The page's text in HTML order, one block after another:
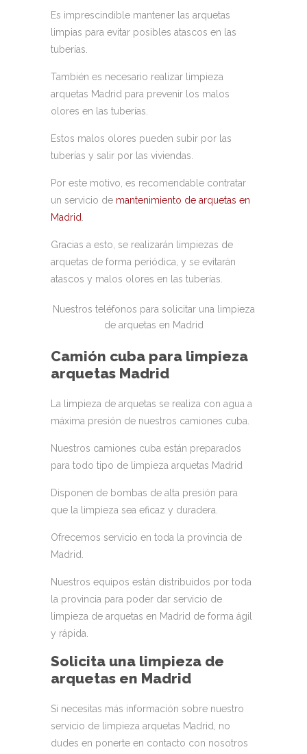
Es imprescindible mantener las arquetas
limpias para evitar posibles atascos en las
tuberías.
También es necesario realizar limpieza
arquetas Madrid para prevenir los malos
olores en las tuberías.
Estos malos olores pueden subir por las
tuberías y salir por las viviendas.
Por este motivo, es recomendable contratar
un servicio de mantenimiento de arquetas en
Madrid
Gracias a esto, se realizarán limpiezas de
arquetas de forma periódica, y se evitarán
atascos y malos olores en las tuberías.
Nuestros teléfonos para solicitar una limpieza
de arquetas en Madrid
Camión cuba para limpieza
arquetas Madrid
La limpieza de arquetas se realiza con agua a
máxima presión de nuestros camiones cuba.
Nuestros camiones cuba están preparados
para todo tipo de limpieza arquetas Madrid
Disponen de bombas de alta presión para
que la limpieza sea eficaz y duradera.
Ofrecemos servicio en toda la provincia de
Madrid.
Nuestros equipos están distribuidos por toda
la provincia para poder dar servicio de
limpieza de arquetas en Madrid de forma ágil
y rápida.
Solicita una limpieza de
arquetas en Madrid
Si necesitas más información sobre nuestro
servicio de limpieza arquetas Madrid, no
dudes en ponerte en contacto con nosotros